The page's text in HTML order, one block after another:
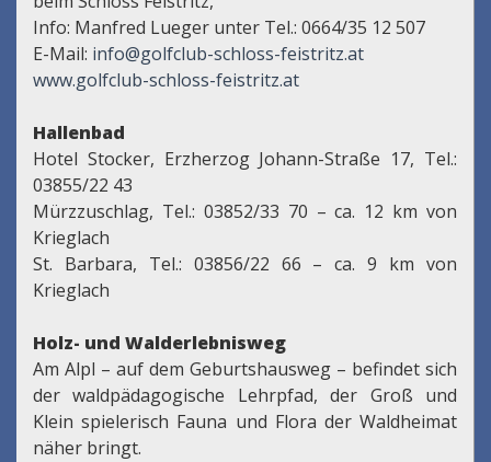
Info: Manfred Lueger unter Tel.: 0664/35 12 507
E-Mail: info@golfclub-schloss-feistritz.at
www.golfclub-schloss-feistritz.at
Hallenbad
Hotel Stocker, Erzherzog Johann-Straße 17, Tel.:
03855/22 43
Mürzzuschlag, Tel.: 03852/33 70 – ca. 12 km von
Krieglach
St. Barbara, Tel.: 03856/22 66 – ca. 9 km von
Krieglach
Holz- und Walderlebnisweg
Am Alpl – auf dem Geburtshausweg – befindet sich
der waldpädagogische Lehrpfad, der Groß und
Klein spielerisch Fauna und Flora der Waldheimat
näher bringt.